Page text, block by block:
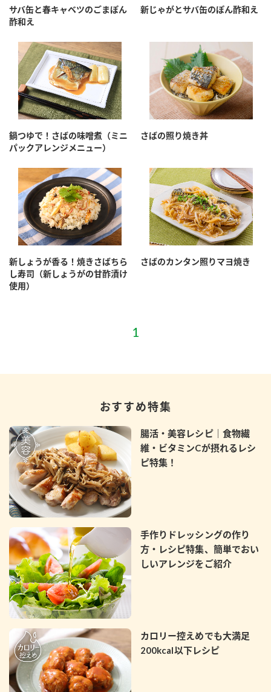
サバ缶と春キャベツのごまぽん
酢和え
新じゃがとサバ缶のぽん酢和え
鍋つゆで！さばの味噌煮（ミニ
パックアレンジメニュー）
さばの照り焼き丼
新しょうが香る！焼きさばちら
し寿司（新しょうがの甘酢漬け
使用）
さばのカンタン照りマヨ焼き
おすすめ特集
腸活・美容レシピ｜食物繊
維・ビタミンCが摂れるレシ
ピ特集！
手作りドレッシングの作り
方・レシピ特集、簡単でおい
しいアレンジをご紹介
カロリー控えめでも大満足
200kcal以下レシピ